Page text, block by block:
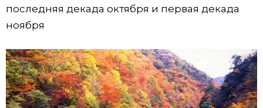
последняя декада октября и первая декада
ноября